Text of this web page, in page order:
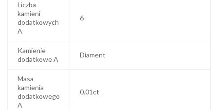
Liczba
kamieni
dodatkowych
A
6
Kamienie
dodatkowe A
Diament
Masa
kamienia
dodatkowego
A
0.01ct